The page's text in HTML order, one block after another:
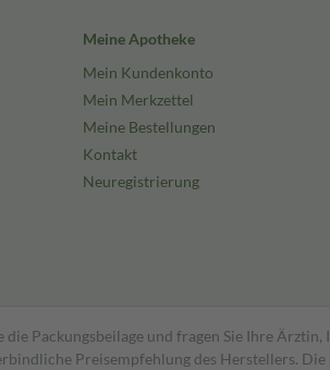
Meine Apotheke
Mein Kundenkonto
Mein Merkzettel
Meine Bestellungen
Kontakt
Neuregistrierung
die Packungsbeilage und fragen Sie Ihre
Preisempfehlung des Herstellers. Die